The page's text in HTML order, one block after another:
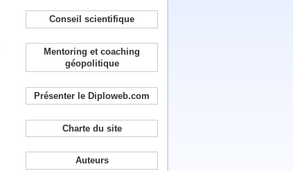
Conseil scientifique
Mentoring et coaching
géopolitique
Présenter le Diploweb.com
Charte du site
Auteurs